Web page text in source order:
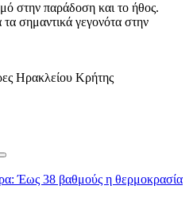
στην παράδοση και το ήθος.
σημαντικά γεγονότα στην
Ηρακλείου Κρήτης
Έως 38 βαθμούς η θερμοκρασία